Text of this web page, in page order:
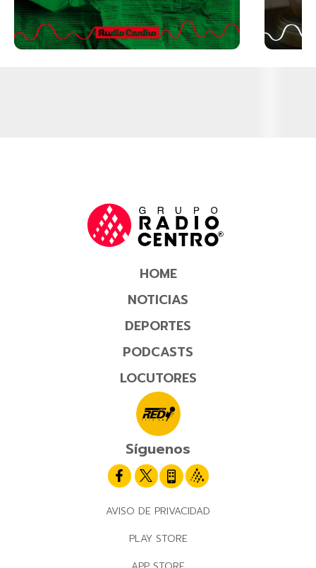
HOME
NOTICIAS
DEPORTES
PODCASTS
LOCUTORES
Síguenos
AVISO DE PRIVACIDAD
PLAY STORE